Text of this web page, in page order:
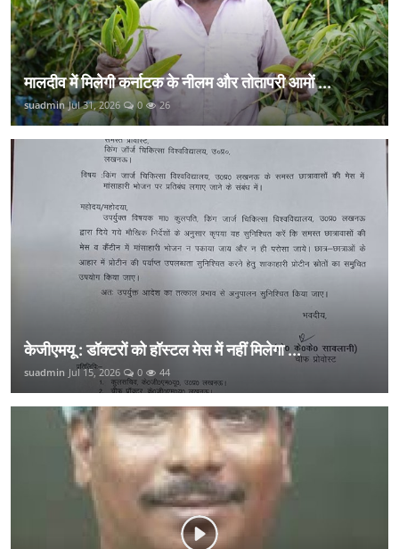
मालदीव में मिलेगी कर्नाटक के नीलम और तोतापरी आमों ...
suadmin Jul 31, 2026 0 26
केजीएमयू : डॉक्टरों को हॉस्टल मेस में नहीं मिलेगा ...
suadmin Jul 15, 2026 0 44